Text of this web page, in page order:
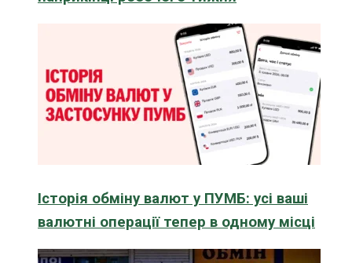
Історія обміну валют у ПУМБ: усі ваші
валютні операції тепер в одному місці